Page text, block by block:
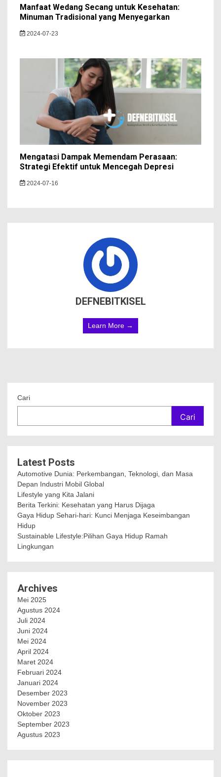
Manfaat Wedang Secang untuk Kesehatan:
Minuman Tradisional yang Menyegarkan
2024-07-23
Mengatasi Dampak Memendam Perasaan:
Strategi Efektif untuk Mencegah Depresi
2024-07-16
DEFNEBITKISEL
Learn More →
Cari
Cari
Latest Posts
Automotive Dunia: Perkembangan, Teknologi, dan Masa
Depan Industri Mobil Global
Lifestyle yang Kita Jalani
Berita Terkini: Kesehatan yang Harus Dijaga
Gaya Hidup Sehari-hari: Kunci Menjaga Keseimbangan
Hidup
Sustainable Lifestyle:Pilihan Gaya Hidup Ramah
Lingkungan
Archives
Mei 2025
Agustus 2024
Juli 2024
Juni 2024
Mei 2024
April 2024
Maret 2024
Februari 2024
Januari 2024
Desember 2023
November 2023
Oktober 2023
September 2023
Agustus 2023